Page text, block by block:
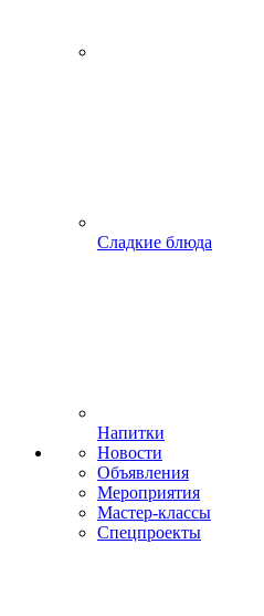
Сладкие блюда
Напитки
Новости
Объявления
Мероприятия
Мастер-классы
Спецпроекты